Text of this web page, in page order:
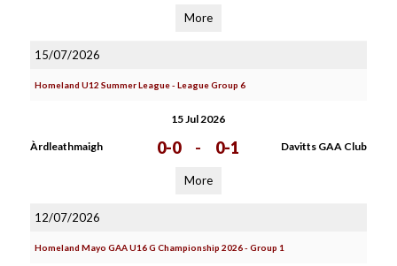
More
15/07/2026
Homeland U12 Summer League - League Group 6
15 Jul 2026
Àrdleathmaigh 0-0 - 0-1 Davitts GAA Club
More
12/07/2026
Homeland Mayo GAA U16 G Championship 2026 - Group 1